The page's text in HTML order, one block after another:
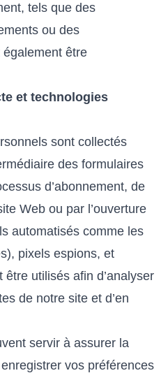
tels que des
ou des
être
et technologies
sont collectés
des formulaires
d’abonnement, de
Web ou par l’ouverture
automatisés comme les
pixels espions, et
utilisés afin d’analyser
de notre site et d’en
servir à assurer la
vos préférences